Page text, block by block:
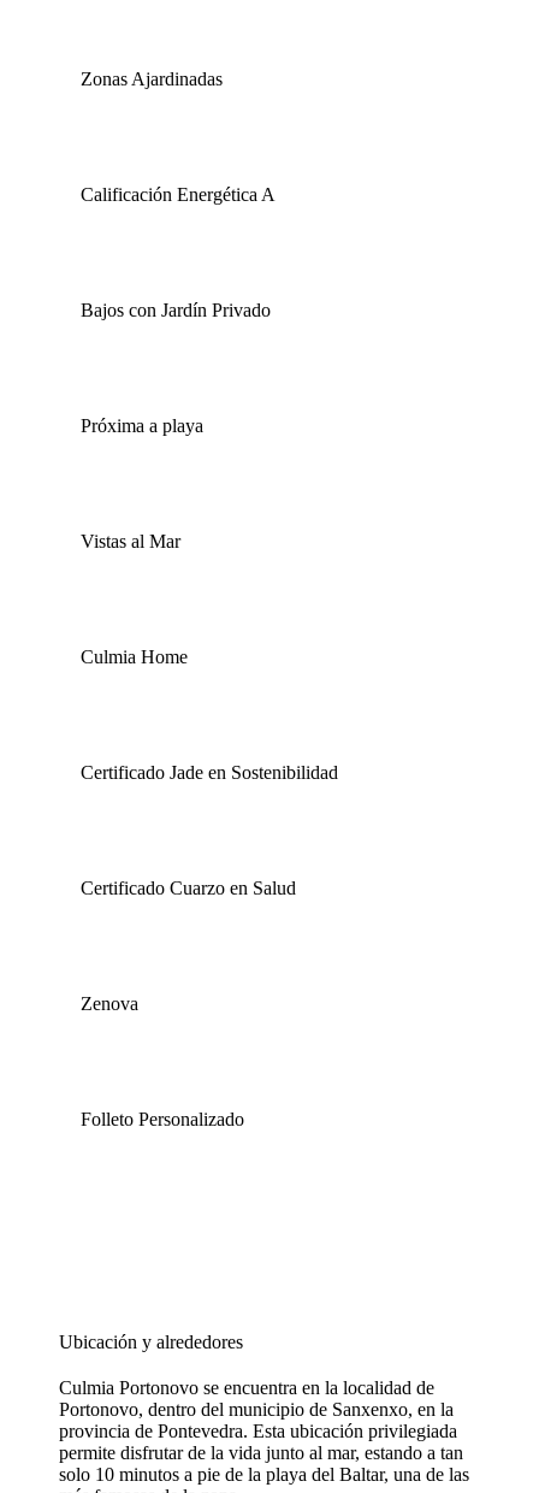
Zonas Ajardinadas
Calificación Energética A
Bajos con Jardín Privado
Próxima a playa
Vistas al Mar
Culmia Home
Certificado Jade en Sostenibilidad
Certificado Cuarzo en Salud
Zenova
Folleto Personalizado
Ubicación y alrededores
Culmia Portonovo se encuentra en la localidad de
Portonovo, dentro del municipio de Sanxenxo, en la
provincia de Pontevedra. Esta ubicación privilegiada
permite disfrutar de la vida junto al mar, estando a tan
solo 10 minutos a pie de la playa del Baltar, una de las